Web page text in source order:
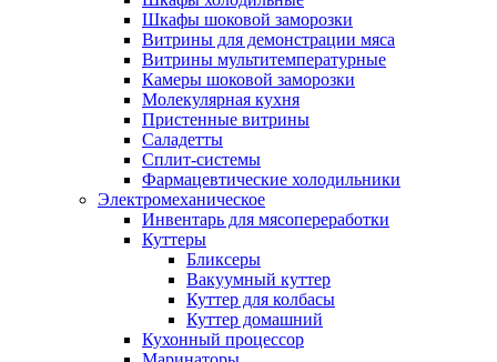
Шкафы шоковой заморозки
Витрины для демонстрации мяса
Витрины мультитемпературные
Камеры шоковой заморозки
Молекулярная кухня
Пристенные витрины
Саладетты
Сплит-системы
Фармацевтические холодильники
Электромеханическое
Инвентарь для мясопереработки
Куттеры
Бликсеры
Вакуумный куттер
Куттер для колбасы
Куттер домашний
Кухонный процессор